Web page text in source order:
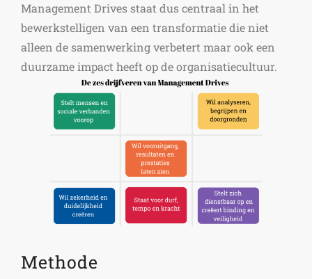
Management Drives staat dus centraal in het
bewerkstelligen van een transformatie die niet
alleen de samenwerking verbetert maar ook een
duurzame impact heeft op de organisatiecultuur.
Methode